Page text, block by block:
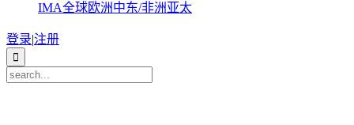
IMA全球欧洲中东/非洲亚太
登录|注册
